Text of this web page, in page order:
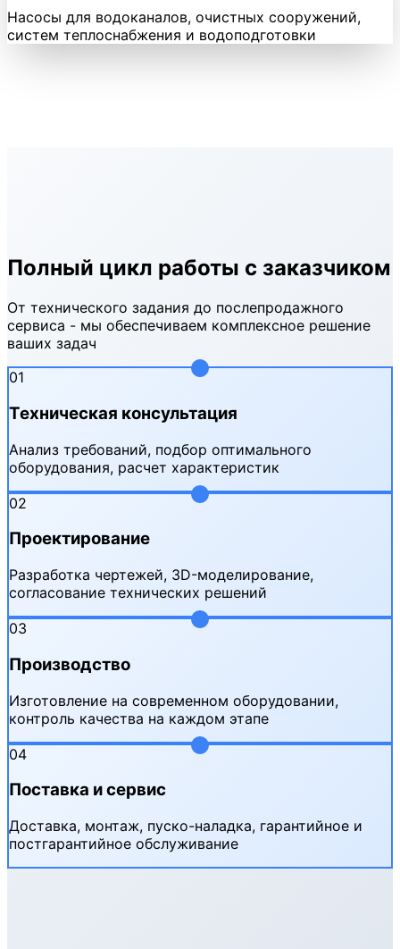
Насосы для водоканалов, очистных сооружений,
систем теплоснабжения и водоподготовки
Полный цикл работы с заказчиком
От технического задания до послепродажного
сервиса - мы обеспечиваем комплексное решение
ваших задач
01
Техническая консультация
Анализ требований, подбор оптимального
оборудования, расчет характеристик
02
Проектирование
Разработка чертежей, 3D-моделирование,
согласование технических решений
03
Производство
Изготовление на современном оборудовании,
контроль качества на каждом этапе
04
Поставка и сервис
Доставка, монтаж, пуско-наладка, гарантийное и
постгарантийное обслуживание